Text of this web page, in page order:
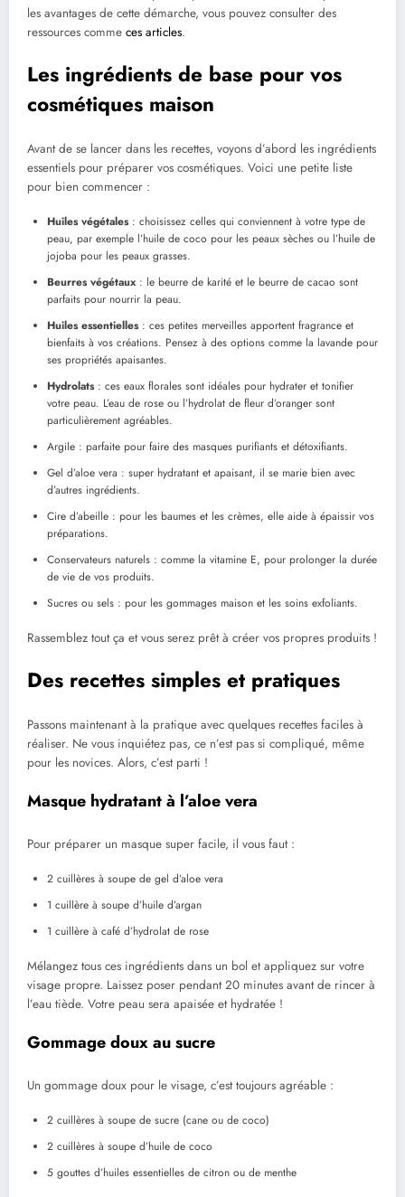
les avantages de cette démarche, vous pouvez consulter des
ressources comme ces articles.
Les ingrédients de base pour vos
cosmétiques maison
Avant de se lancer dans les recettes, voyons d’abord les ingrédients
essentiels pour préparer vos cosmétiques. Voici une petite liste
pour bien commencer :
Huiles végétales: choisissez celles qui conviennent à votre type de
peau, par exemple l’huile de coco pour les peaux sèches ou l’huile de
jojoba pour les peaux grasses.
Beurres végétaux : le beurre de karité et le beurre de cacao sont
parfaits pour nourrir la peau.
Huiles essentielles: ces petites merveilles apportent fragrance et
bienfaits à vos créations. Pensez à des options comme la lavande pour
ses propriétés apaisantes.
Hydrolats: ces eaux florales sont idéales pour hydrater et tonifier
votre peau. L’eau de rose ou l’hydrolat de fleur d’oranger sont
particulièrement agréables.
Argile : parfaite pour faire des masques purifiants et détoxifiants.
Gel d’aloe vera : super hydratant et apaisant, il se marie bien avec
d’autres ingrédients.
Cire d’abeille : pour les baumes et les crèmes, elle aide à épaissir vos
préparations.
Conservateurs naturels : comme la vitamine E, pour prolonger la durée
de vie de vos produits.
Sucres ou sels : pour les gommages maison et les soins exfoliants.
Rassemblez tout ça et vous serez prêt à créer vos propres produits !
Des recettes simples et pratiques
Passons maintenant à la pratique avec quelques recettes faciles à
réaliser. Ne vous inquiétez pas, ce n’est pas si compliqué, même
pour les novices. Alors, c’est parti !
Masque hydratant à l’aloe vera
Pour préparer un masque super facile, il vous faut :
2 cuillères à soupe de gel d’aloe vera
1 cuillère à soupe d’huile d’argan
1 cuillère à café d’hydrolat de rose
Mélangez tous ces ingrédients dans un bol et appliquez sur votre
visage propre. Laissez poser pendant 20 minutes avant de rincer à
l’eau tiède. Votre peau sera apaisée et hydratée !
Gommage doux au sucre
Un gommage doux pour le visage, c’est toujours agréable :
2 cuillères à soupe de sucre (cane ou de coco)
2 cuillères à soupe d’huile de coco
5 gouttes d’huiles essentielles de citron ou de menthe